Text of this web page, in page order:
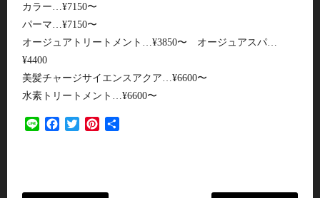
カラー…¥7150〜
パーマ…¥7150〜
オージュアトリートメント…¥3850〜 オージュアスパ…
¥4400
美髪チャージサイエンスアクア…¥6600〜
水素トリートメント…¥6600〜
Line FacebookTwitterPinterest